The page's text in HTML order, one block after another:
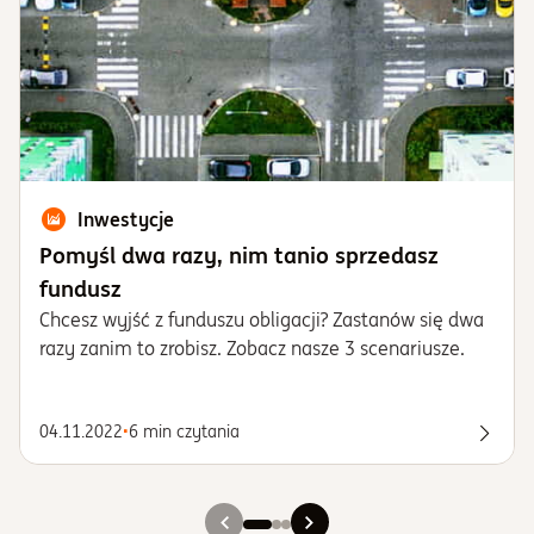
Inwestycje
Pomyśl dwa razy, nim tanio sprzedasz
fundusz
Chcesz wyjść z funduszu obligacji? Zastanów się dwa
razy zanim to zrobisz. Zobacz nasze 3 scenariusze.
04.11.2022•6 min czytania